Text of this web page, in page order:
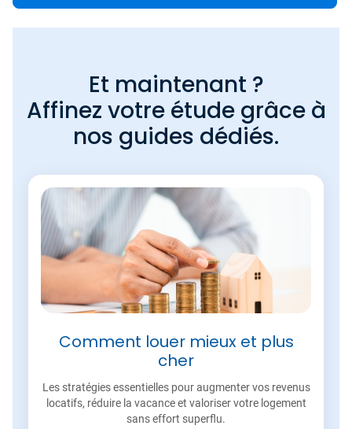
Et maintenant ?
Affinez votre étude grâce à
nos guides dédiés.
Comment louer mieux et plus
cher
Les stratégies essentielles pour augmenter vos revenus
locatifs, réduire la vacance et valoriser votre logement
sans effort superflu.